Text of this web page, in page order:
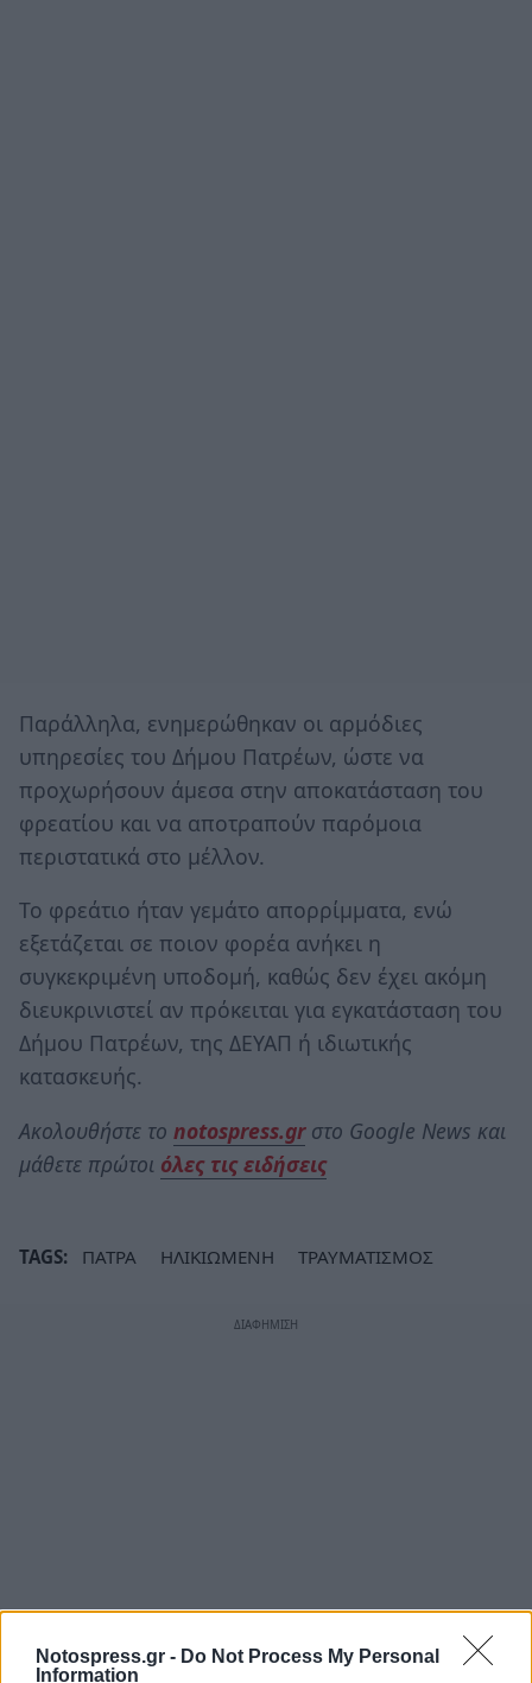
Notospress.gr - Do Not Process My Personal
Information
Παράλληλα, ενημερώθηκαν οι αρμόδιες
υπηρεσίες του Δήμου Πατρέων, ώστε να
προχωρήσουν άμεσα στην αποκατάσταση του
φρεατίου και να αποτραπούν παρόμοια
περιστατικά στο μέλλον.
Το φρεάτιο ήταν γεμάτο απορρίμματα, ενώ
εξετάζεται σε ποιον φορέα ανήκει η
συγκεκριμένη υποδομή, καθώς δεν έχει ακόμη
διευκρινιστεί αν πρόκειται για εγκατάσταση του
Δήμου Πατρέων, της ΔΕΥΑΠ ή ιδιωτικής
κατασκευής.
Ακολουθήστε το notospress.grστο Google News και
μάθετε πρώτοι όλες τις ειδήσεις
TAGS: ΠΑΤΡΑ ΗΛΙΚΙΩΜΕΝΗ ΤΡΑΥΜΑΤΙΣΜΟΣ